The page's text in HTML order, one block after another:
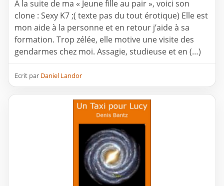
À la suite de ma « Jeune fille au pair », voici son
clone : Sexy K7 ;( texte pas du tout érotique) Elle est
mon aide à la personne et en retour j’aide à sa
formation. Trop zélée, elle motive une visite des
gendarmes chez moi. Assagie, studieuse et en (…)
Ecrit par Daniel Landor